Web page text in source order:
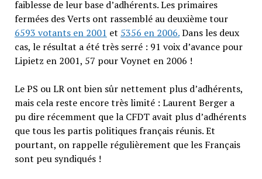
faiblesse de leur base d’adhérents. Les primaires
fermées des Verts ont rassemblé au deuxième tour
6593 votants en 2001 et 5356 en 2006.Dans les deux
cas, le résultat a été très serré : 91 voix d’avance pour
Lipietz en 2001, 57 pour Voynet en 2006 !
Le PS ou LR ont bien sûr nettement plus d’adhérents,
mais cela reste encore très limité : Laurent Berger a
pu dire récemment que la CFDT avait plus d’adhérents
que tous les partis politiques français réunis. Et
pourtant, on rappelle régulièrement que les Français
sont peu syndiqués !